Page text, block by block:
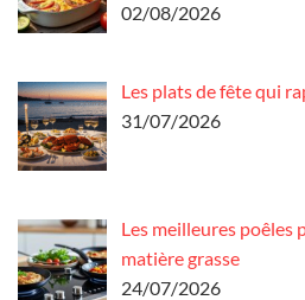
02/08/2026
Les plats de fête qui
31/07/2026
Les meilleures poêles
matière grasse
24/07/2026